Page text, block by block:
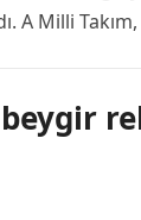
A Milli
getiren